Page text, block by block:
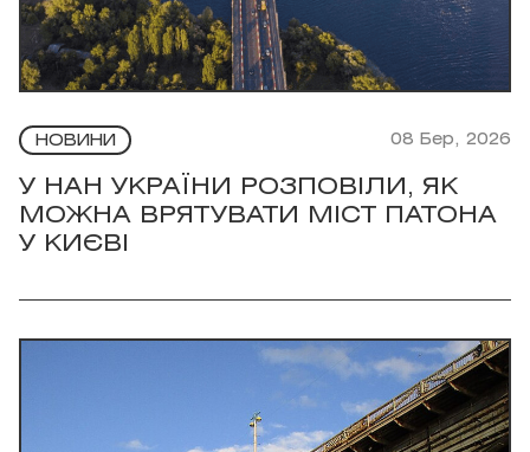
НОВИНИ 08 Бер, 2026
У НАН УКРАЇНИ РОЗПОВІЛИ, ЯК
МОЖНА ВРЯТУВАТИ МІСТ ПАТОНА
У КИЄВІ